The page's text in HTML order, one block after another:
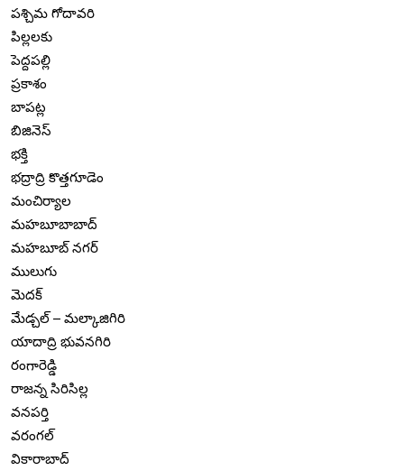
పశ్చిమ గోదావరి
పిల్లలకు
పెద్దపల్లి
ప్రకాశం
బాపట్ల
బిజినెస్
భక్తి
భద్రాద్రి కొత్తగూడెం
మంచిర్యాల
మహబూబాబాద్
మహబూబ్ నగర్
ములుగు
మెదక్
మేడ్చల్ – మల్కాజిగిరి
యాదాద్రి భువనగిరి
రంగారెడ్డి
రాజన్న సిరిసిల్ల
వనపర్తి
వరంగల్
వికారాబాద్